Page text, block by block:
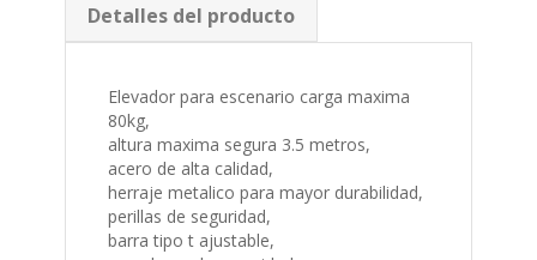
Detalles del producto
Elevador para escenario carga maxima
80kg,
altura maxima segura 3.5 metros,
acero de alta calidad,
herraje metalico para mayor durabilidad,
perillas de seguridad,
barra tipo t ajustable,